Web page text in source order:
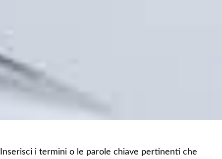
Inserisci i termini o le parole chiave pertinenti che